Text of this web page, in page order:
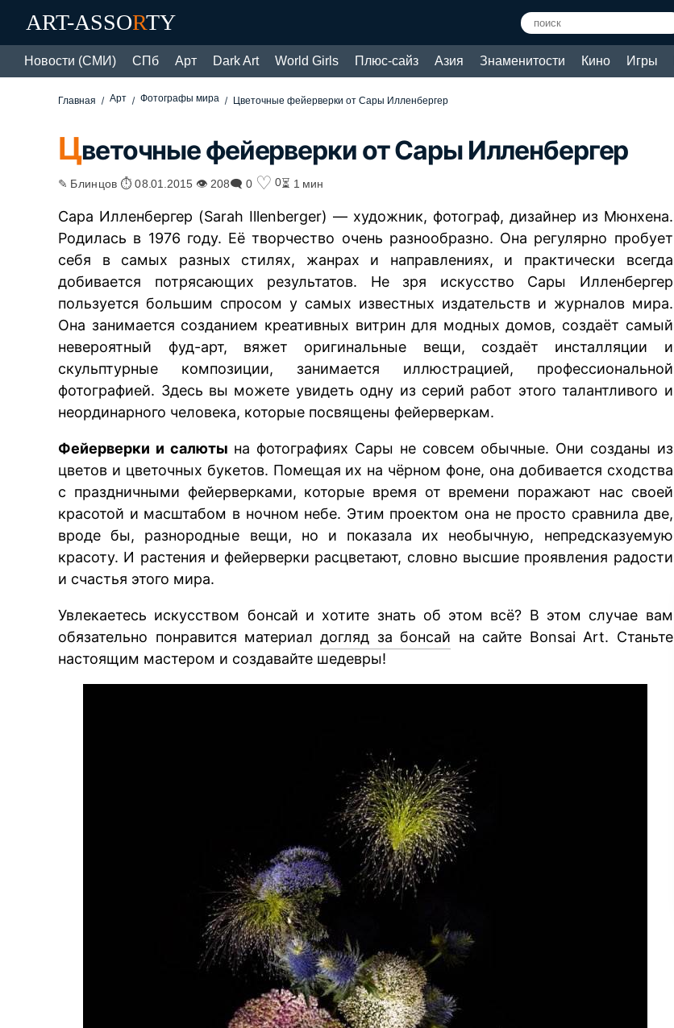
ART-ASSORTY
Новости (СМИ) СПб Арт Dark Art World Girls Плюс-сайз Азия Знаменитости Кино Игры
Главная Арт Фотографы мира Цветочные фейерверки от Сары Илленбергер
Цветочные фейерверки от Сары Илленбергер
✎ Блинцов ⏱ 08.01.2015 👁 208🗨 0 ♡ 0⏳ 1 мин
Сара Илленбергер (Sarah Illenberger) — художник, фотограф, дизайнер из Мюнхена.
Родилась в 1976 году. Её творчество очень разнообразно. Она регулярно пробует
себя в самых разных стилях, жанрах и направлениях, и практически всегда
добивается потрясающих результатов. Не зря искусство Сары Илленбергер
пользуется большим спросом у самых известных издательств и журналов мира.
Она занимается созданием креативных витрин для модных домов, создаёт самый
невероятный фуд-арт, вяжет оригинальные вещи, создаёт инсталляции и
скульптурные композиции, занимается иллюстрацией, профессиональной
фотографией. Здесь вы можете увидеть одну из серий работ этого талантливого и
неординарного человека, которые посвящены фейерверкам.
Фейерверки и салюты на фотографиях Сары не совсем обычные. Они созданы из
цветов и цветочных букетов. Помещая их на чёрном фоне, она добивается сходства
с праздничными фейерверками, которые время от времени поражают нас своей
красотой и масштабом в ночном небе. Этим проектом она не просто сравнила две,
вроде бы, разнородные вещи, но и показала их необычную, непредсказуемую
красоту. И растения и фейерверки расцветают, словно высшие проявления радости
и счастья этого мира.
Увлекаетесь искусством бонсай и хотите знать об этом всё? В этом случае вам
обязательно понравится материалдогляд за бонсай на сайте Bonsai Art. Станьте
настоящим мастером и создавайте шедевры!